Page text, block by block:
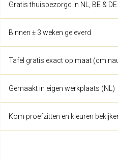
Gratis thuisbezorgd in NL, BE & DE
Binnen ± 3 weken geleverd
Tafel gratis exact op maat (cm
Gemaakt in eigen werkplaats (NL)
Kom proefzitten en kleuren